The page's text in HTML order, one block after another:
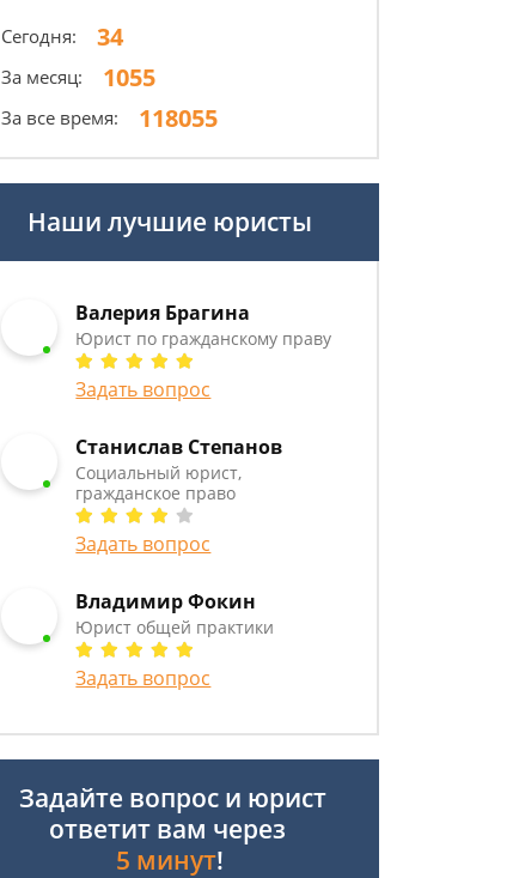
Сегодня: 34
За месяц: 1055
За все время: 118055
Наши лучшие юристы
Валерия Брагина
Юрист по гражданскому праву
Задать вопрос
Станислав Степанов
Социальный юрист,
гражданское право
Задать вопрос
Владимир Фокин
Юрист общей практики
Задать вопрос
Задайте вопрос и юрист
ответит вам через
5 минут!